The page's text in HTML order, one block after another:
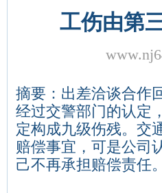
工伤由第
摘要：出差洽谈合作
经过交警部门的认定
定构成九级伤残。交
赔偿事宜，可是公司
己不再承担赔偿责任